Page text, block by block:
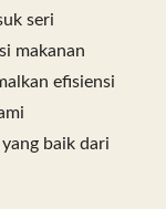
seri
makanan
efisiensi
baik dari